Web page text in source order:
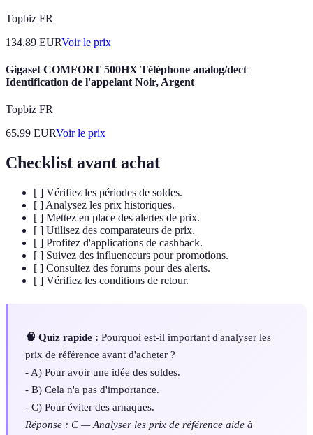
Topbiz FR
134.89 EURVoir le prix
Gigaset COMFORT 500HX Téléphone analog/dect
Identification de l'appelant Noir, Argent
Topbiz FR
65.99 EURVoir le prix
Checklist avant achat
[ ] Vérifiez les périodes de soldes.
[ ] Analysez les prix historiques.
[ ] Mettez en place des alertes de prix.
[ ] Utilisez des comparateurs de prix.
[ ] Profitez d'applications de cashback.
[ ] Suivez des influenceurs pour promotions.
[ ] Consultez des forums pour des alerts.
[ ] Vérifiez les conditions de retour.
🧠 Quiz rapide : Pourquoi est-il important d'analyser les
prix de référence avant d'acheter ?
- A) Pour avoir une idée des soldes.
- B) Cela n'a pas d'importance.
- C) Pour éviter des arnaques.
Réponse : C — Analyser les prix de référence aide à